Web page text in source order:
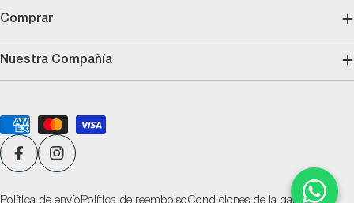
Comprar
Nuestra Compañía
Métodos
de
pagoFacebookInstagram
Política de envío Política de reembolsoCondiciones de la garantía